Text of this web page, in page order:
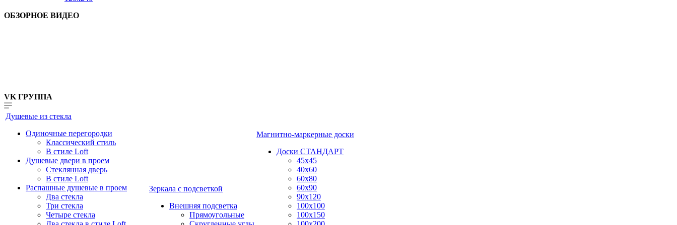
ОБЗОРНОЕ ВИДЕО
VK ГРУППА
Душевые из стекла
Одиночные перегородки
Классический стиль
В стиле Loft
Душевые двери в проем
Стеклянная дверь
В стиле Loft
Распашные душевые в проем
Два стекла
Три стекла
Четыре стекла
Зеркала с подсветкой
Внешняя подсветка
Прямоугольные
Магнитно-маркерные доски
Доски СТАНДАРТ
45x45
40x60
60x80
60x90
90x120
100x100
100x150